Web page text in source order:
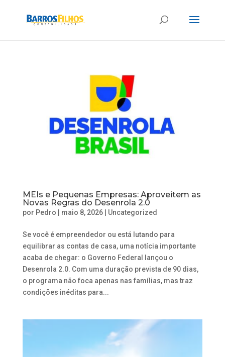
MEIs e Pequenas Empresas: Aproveitem as
Novas Regras do Desenrola 2.0
por Pedro maio 8, 2026| Uncategorized
Se você é empreendedor ou está lutando para
equilibrar as contas de casa, uma notícia importante
acaba de chegar: o Governo Federal lançou o
Desenrola 2.0. Com uma duração prevista de 90 dias,
o programa não foca apenas nas famílias, mas traz
condições inéditas para...